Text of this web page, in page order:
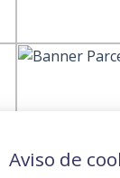
Aviso de